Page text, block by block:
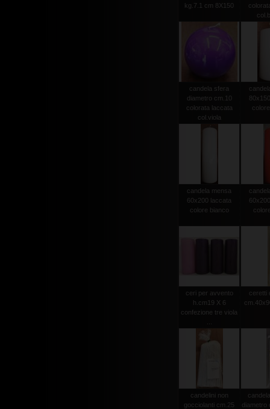
kg.7.1 cm 8X150
candela sfera
diametro cm.10
colorata laccata
col.viola
candela mensa
60x200 laccata
colore bianco
ceri per avvento
h.cm19 X 6
confezione tre viola
ceretti
candelini non
gocciolanti cm.25
diametro